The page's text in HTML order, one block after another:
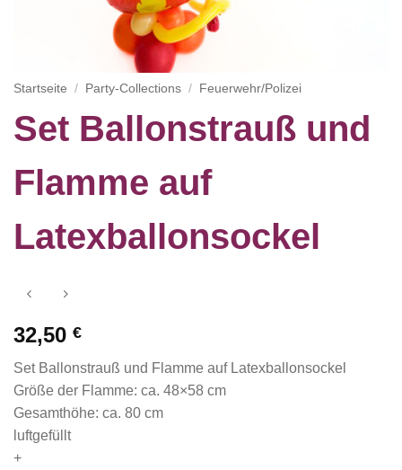
Startseite / Party-Collections / Feuerwehr/Polizei
Set Ballonstrauß und
Flamme auf
Latexballonsockel
32,50 €
Set Ballonstrauß und Flamme auf Latexballonsockel
Größe der Flamme: ca. 48×58 cm
Gesamthöhe: ca. 80 cm
luftgefüllt
+